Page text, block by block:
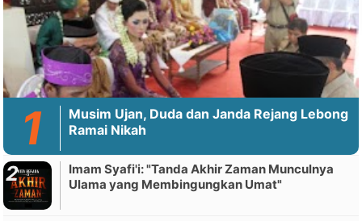
Musim Ujan, Duda dan Janda Rejang Lebong
Ramai Nikah
Imam Syafi'i: "Tanda Akhir Zaman Munculnya
Ulama yang Membingungkan Umat"